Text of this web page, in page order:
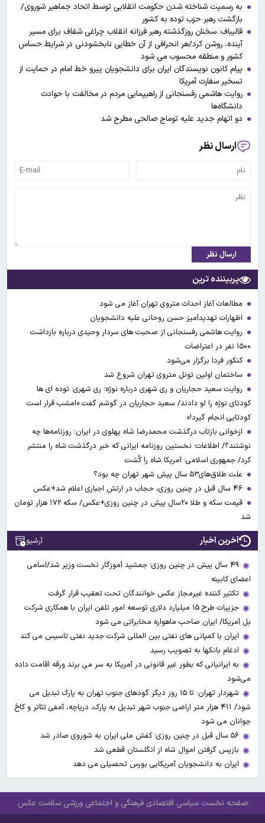
به رسمیت شناخته شدن حکومت انقلابی توسط اتحاد جماهیر شوروی/
بازگشت رهبر حزب توده به کشور
قالیباف: سخنان روزگذشته رهبر فرزانه انقلاب چراغی شفاف برای مسیر
آینده، روشن کرد/هر انحرافی از آن خطایی نابخشودنی در شرایط حساس
کشور و منطقه محسوب می شود
پیام کانون نویسندگان ایران برای دانشجویان پیرو خط امام در حمایت از
تسخیر سفارت آمریکا
روایت هاشمی رفسنجانی از راهیپمایی مردم در مخالفت با حوادث
دانشگاه‌ها
دو اتهام جدید علیه توماج صالحی مطرح شد
ارسال نظر
ارسال نظر
پربیننده ترین
مطالعات آغاز احداث متروی تهران آغاز می شود
اظهارات تهدیدآمیز حسن روحانی علیه دانشجویان
روایت هاشمی رفسنجانی از صحبت های سردار وحیدی درباره بازداشت
۱۵۰۰ نفر در اعتراضات
کنکور فردا برگزار می‌شود
ساختمان اولین تونل متروی تهران شروع شد
روایت سعید حجاریان و ری شهری درباره نوژه؛ ری شهری: توده ای ها
کودتای نوژه را لو دادند/ سعید حجاریان در گوشم گفت «امشب قرار است
کودتایی انجام گیرد!»
ازخوانی بازتاب درگذشت محمدرضا شاه پهلوی در ایران؛ روزنامه‌ها چه
نوشتند؟/ اطلاعات؛ نخستین روزنامه ایرانی که خبر درگذشت شاه را منتشر
کرد/ جمهوری اسلامی: آمریکا شاه را کُشت
علت طلاق‌های۵۳ سال پیش شهر تهران چه بود؟
قیمت سکه و طلا ۲۰سال پیش در چنین روزی+عکس/ سکه ۱۷۲ هزار تومان
شد
آخرین اخبار آرشیو
۴۹ سال پیش در چنین روزی؛ جمشید آموزگار نخست وزیر شد/اسامی
اعضای کابینه
تکثیر کننده غیرمجاز عکس خوانندگان تحت تعقیب قرار گرفت
جزییات طرح ۱۵ میلیارد دلاری توسعه امور تلفن ایران با همکاری شرکت
بل آمریکا/ ایران صاحب ماهواره مخابراتی می شود
ایران با کمپانی های نفتی بین المللی شرکت جدید نفتی تاسیس می کند
ادغام بانکها به تصویب رسید
به ایرانیانی که بطور غیر قانونی در آمریکا به سر می برند ورقه اقامت داده
می‌شود
شهردار تهران: تا ۱۵ روز دیگر گودهای جنوب تهران به پارک تبدیل می
شود/ ۴۱۱ هزار متر اراضی جنوب شهر تبدیل به پارک، دریاچه، آمفی تئاتر و کاخ
جوانان می شود
۵۶ سال قبل در چنین روزی؛ کفش ملی ایران به شوروی صادر شد
بازپس گرفتن اموال شاه از انگلستان قطعی شد
ایران به دانشجویان آمریکایی بورس تحصیلی می دهد
صفحه نخست سیاسی اقتصادی فرهنگی و اجتماعی ورزشی سلامت عکس